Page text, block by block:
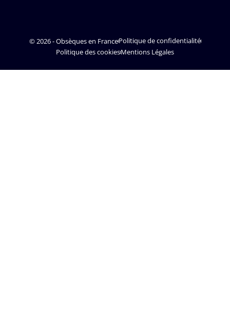
© 2026 - Obsèques en FrancePolitique de confidentialité
Politique des cookiesMentions Légales